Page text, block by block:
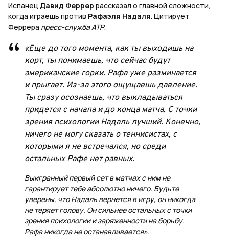
Испанец Давид Феррер рассказал о главной сложности,
когда играешь против Рафаэля Надаля. Цитирует
Феррера пресс-служба ATP.
«Еще до того момента, как ты выходишь на
корт, ты понимаешь, что сейчас будут
американские горки. Рафа уже разминается
и прыгает. Из-за этого ощущаешь давление.
Ты сразу осознаешь, что выкладываться
придется с начала и до конца матча. С точки
зрения психологии Надаль лучший. Конечно,
ничего не могу сказать о теннисистах, с
которыми я не встречался, но среди
остальных Рафе нет равных.
Выигранный первый сет в матчах с ним не
гарантирует тебе абсолютно ничего. Будьте
уверены, что Надаль вернется в игру, он никогда
не теряет голову. Он сильнее остальных с точки
зрения психологии и заряженности на борьбу.
Рафа никогда не останавливается».